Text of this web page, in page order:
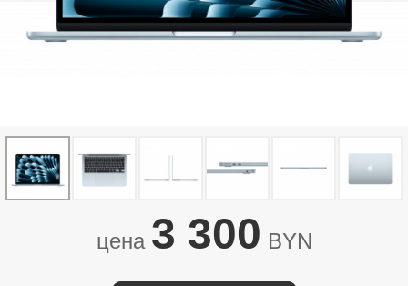
цена 3 300 BYN